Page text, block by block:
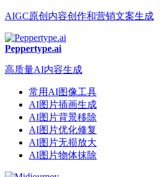
AIGC原创内容创作和营销文案生成
Peppertype.ai
高质量AI内容生成
常用AI图像工具
AI图片插画生成
AI图片背景移除
AI图片优化修复
AI图片无损放大
AI图片物体抹除